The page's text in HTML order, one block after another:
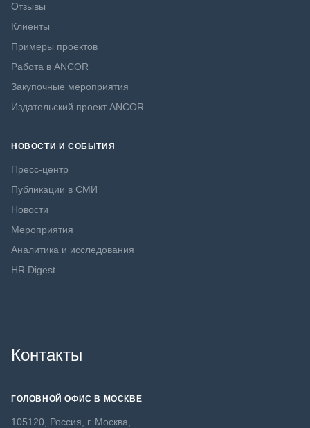
Отзывы
Клиенты
Примеры проектов
Работа в ANCOR
Закупочные мероприятия
Издательский проект ANCOR
НОВОСТИ И СОБЫТИЯ
Пресс-центр
Публикации в СМИ
Новости
Мероприятия
Аналитика и исследования
HR Digest
Контакты
ГОЛОВНОЙ ОФИС В МОСКВЕ
105120, Россия, г. Москва,